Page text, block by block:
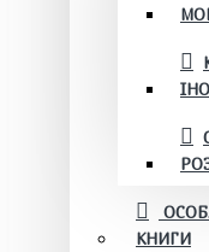
КНИГИ